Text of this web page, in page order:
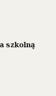
szkolną